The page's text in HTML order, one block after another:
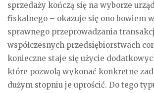
sprzedaży kończą się na wyborze
fiskalnego – okazuje się ono bowiem
sprawnego przeprowadzania
współczesnych przedsiębiorstwach
konieczne staje się użycie
które pozwolą wykonać konkretne
dużym stopniu je uprościć. Do tego